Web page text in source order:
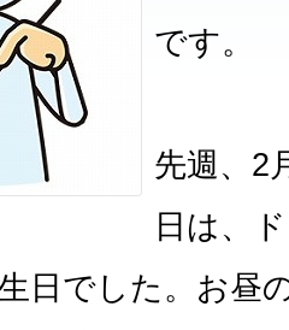
です。
先週、2
日は、
日でした。お昼